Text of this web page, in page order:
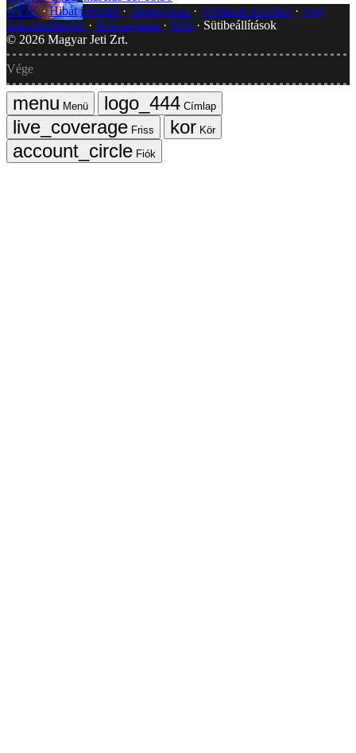
GYIK
Hibát jelentek Impresszum Javítások kezelése
Jogi
dokumentumok
Médiaajánlat RSS
Sütibeállítások
© 2026 Magyar Jeti Zrt.
Vége
Menü
Címlap
Friss
Kör
Fiók